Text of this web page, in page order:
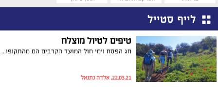
לייף סטייל
טיפים לטיול מוצלח
חג הפסח וימי חול המועד הקרבים הם מהתקופות המבוקשות ביותר לטיולים בטבע, כאשר רבבות מטיילים מנצלים את אווירת החג, החופש מהעבודה ומזג האוויר הנעים, כדי לטייל בשמורות הטבע והגנים הלאומים, ליהנות מהפריחה היפה וגם משלל הפעלות וחוויות המוצעות לקהל הרחב. יחד עם זאת כדי שהטיול ייזכר כחוויה חיובית וכדי שנחזור הביתה בשלום חשוב להקפיד על מספר כללים.
22.03.21, אלדה נתנאל